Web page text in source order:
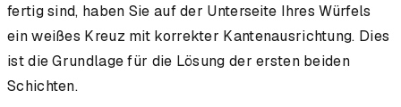
fertig sind, haben Sie auf der Unterseite Ihres Würfels
ein weißes Kreuz mit korrekter Kantenausrichtung. Dies
ist die Grundlage für die Lösung der ersten beiden
Schichten.